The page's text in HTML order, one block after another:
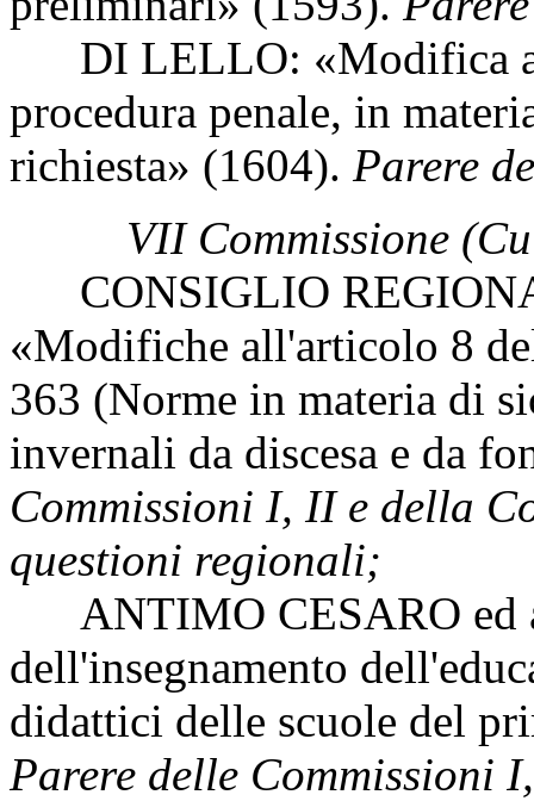
DI LELLO: «Modifica
procedura penale, in
richiesta» (1604). Parere
VII Commissione
CONSIGLIO
«Modifiche all'articolo 8
363 (Norme in materia di
invernali da discesa e da
Commissioni I, II e della
questioni regionali;
ANTIMO CESARO ed
dell'insegnamento
didattici delle scuole del
Parere delle Commissioni